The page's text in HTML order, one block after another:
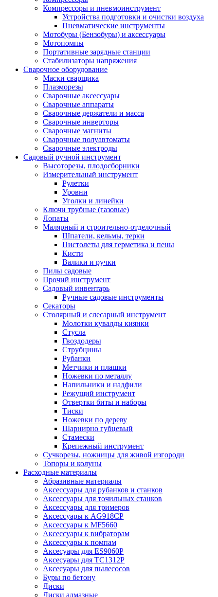
Компрессоры и пневмоинструмент
Устройства подготовки и очистки воздуха
Пневматические инструменты
Мотобуры (Бензобуры) и аксессуары
Мотопомпы
Портативные зарядные станции
Стабилизаторы напряжения
Сварочное оборудование
Маски сварщика
Плазморезы
Сварочные аксессуары
Сварочные аппараты
Сварочные держатели и масса
Сварочные инверторы
Сварочные магниты
Сварочные полуавтоматы
Сварочные электроды
Садовый ручной инструмент
Высоторезы, плодосборники
Измерительный инструмент
Рулетки
Уровни
Уголки и линейки
Ключи трубные (газовые)
Лопаты
Малярный и строительно-отделочный
Шпатели, кельмы, терки
Пистолеты для герметика и пены
Кисти
Валики и ручки
Пилы садовые
Прочий инструмент
Садовый инвентарь
Ручные садовые инструменты
Секаторы
Столярный и слесарный инструмент
Молотки кувалды киянки
Стусла
Гвоздодеры
Струбцины
Рубанки
Метчики и плашки
Ножевки по металлу
Напильники и надфили
Режущий инструмент
Отвертки биты и наборы
Тиски
Ножевки по дереву
Шарнирно губцевый
Стамески
Крепежный инструмент
Сучкорезы, ножницы для живой изгороди
Топоры и колуны
Расходные материалы
Абразивные материалы
Аксессуары для рубанков и станков
Аксессуары для точильных станков
Аксессуары для тримеров
Аксессуары к AG918CP
Аксессуары к MF5660
Аксессуары к вибраторам
Аксессуары к помпам
Аксесуары для ES9060P
Аксесуары для TC1312P
Аксесуары для пылесосов
Буры по бетону
Диски
Диски алмазные